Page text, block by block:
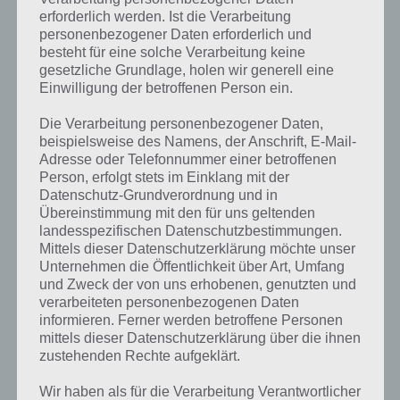
lohnt sich manchmal aber auch abzuwarten bis eine entsprechende
Aufgabe erscheint. So kann man gleich doppelt kassieren.
Ansonsten ist Icy Tower 2 ein klassischer Endless Jumper. Da heißt es
immer wieder einen kühlen Kopf bewahren und so weit nach oben
zu kommen wie möglich und nicht gleich den Sand in den Kopf zu
stecken.
erforderlich werden. Ist die Verarbeitung
personenbezogener Daten erforderlich und
besteht für eine solche Verarbeitung keine
gesetzliche Grundlage, holen wir generell eine
Einwilligung der betroffenen Person ein.
Die Verarbeitung personenbezogener Daten,
beispielsweise des Namens, der Anschrift, E-Mail-
Adresse oder Telefonnummer einer betroffenen
Person, erfolgt stets im Einklang mit der
Datenschutz-Grundverordnung und in
Übereinstimmung mit den für uns geltenden
landesspezifischen Datenschutzbestimmungen.
Mittels dieser Datenschutzerklärung möchte unser
Unternehmen die Öffentlichkeit über Art, Umfang
und Zweck der von uns erhobenen, genutzten und
verarbeiteten personenbezogenen Daten
informieren. Ferner werden betroffene Personen
mittels dieser Datenschutzerklärung über die ihnen
zustehenden Rechte aufgeklärt.
Wir haben als für die Verarbeitung Verantwortlicher